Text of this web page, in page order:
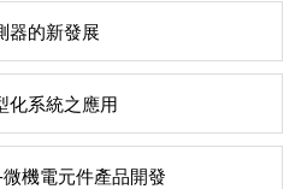
器的新發展
化系統之應用
機電元件產品開發